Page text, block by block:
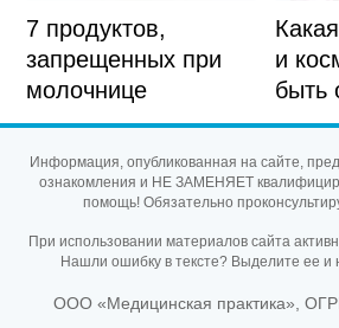
7 продуктов,
запрещенных при
молочнице
и
быть
Информация, опубликованная на сайте,
ознакомления и НЕ ЗАМЕНЯЕТ
помощь! Обязательно
При использовании материалов сайта
Нашли ошибку в тексте? Выделите ее и
ООО «Медицинская практика»,